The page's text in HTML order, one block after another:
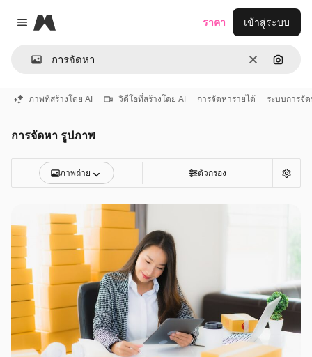
Close menu
Magnific
ชัดเจนค้นหา
ราคา เข้าสู่ระบบ
ภาพที่สร้างโดย AI วิดีโอที่สร้างโดย AI การจัดหารายได้ ระบบการจั
การจัดหา รูปภาพ
ภาพถ่าย ตัวกรอง